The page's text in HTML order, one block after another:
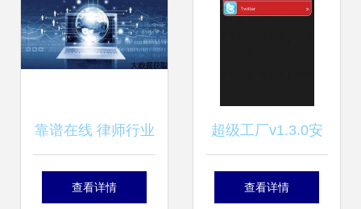
靠谱在线 律师行业
推广系统应用软件
查看详情
超级工厂v1.3.0安
卓版下载指南——
查看详情